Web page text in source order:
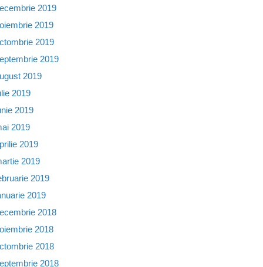
2019
2019
2019
2019
2019
2019
2019
2019
2019
2019
2019
2019
2018
2018
2018
2018